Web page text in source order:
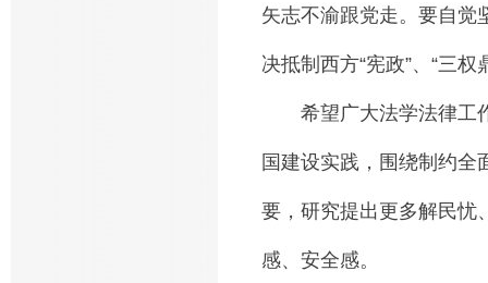
矢志不渝跟党走。要自觉
决抵制西方“宪政”、“三权
希望广大法学法律工作
国建设实践，围绕制约
要，研究提出更多解民忧
感、安全感。